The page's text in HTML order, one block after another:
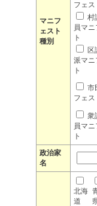
マニフ
ェスト
種別
フェス
村
員マ
ト
区
派マニ
ト
市
フェス
衆
員マ
ト
政治家
名
北海
道